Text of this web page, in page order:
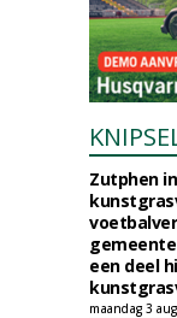
Zutphen
een deel
maandag 3